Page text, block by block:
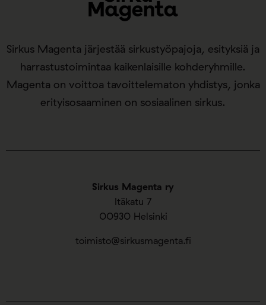
Sirkus Magenta ry
Itäkatu 7
00930 Helsinki
toimisto@sirkusmagenta.fi
Sirkus Magenta järjestää sirkustyöpajoja, esityksiä ja
harrastustoimintaa kaikenlaisille kohderyhmille.
Magenta on voittoa tavoittelematon yhdistys, jonka
erityisosaaminen on sosiaalinen sirkus.